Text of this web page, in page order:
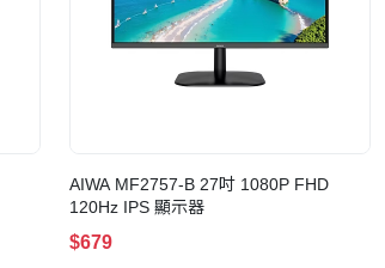
AIWA MF2757-B 27吋 1080P FHD
120Hz IPS 顯示器
$679